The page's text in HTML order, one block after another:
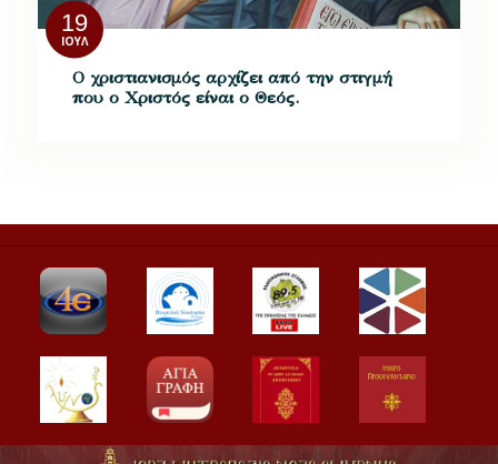
19
ΙΟΎΛ
Ο χριστιανισμός αρχίζει από την στιγμή
που ο Χριστός είναι ο Θεός.